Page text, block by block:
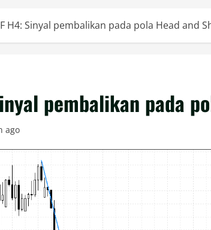
H4: Sinyal pembalikan pada pola Head and
pembalikan pada
ago